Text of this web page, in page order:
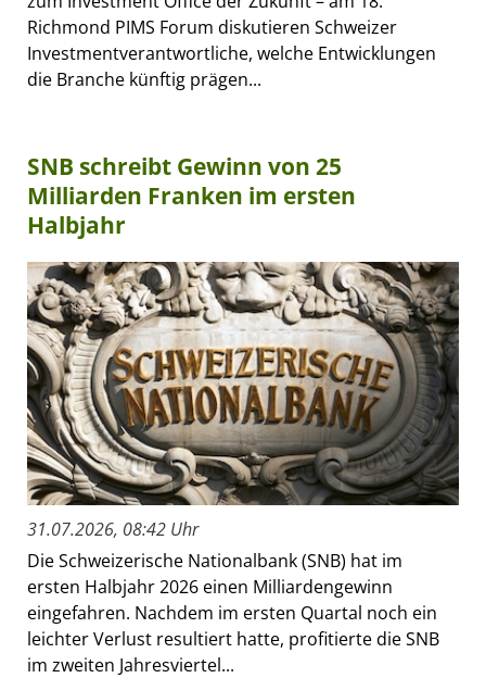
Richmond PIMS Forum diskutieren Schweizer
Investmentverantwortliche, welche Entwicklungen
die Branche künftig prägen...
SNB schreibt Gewinn von 25
Milliarden Franken im ersten
Halbjahr
31.07.2026, 08:42 Uhr
Die Schweizerische Nationalbank (SNB) hat im
ersten Halbjahr 2026 einen Milliardengewinn
eingefahren. Nachdem im ersten Quartal noch ein
leichter Verlust resultiert hatte, profitierte die SNB
im zweiten Jahresviertel...